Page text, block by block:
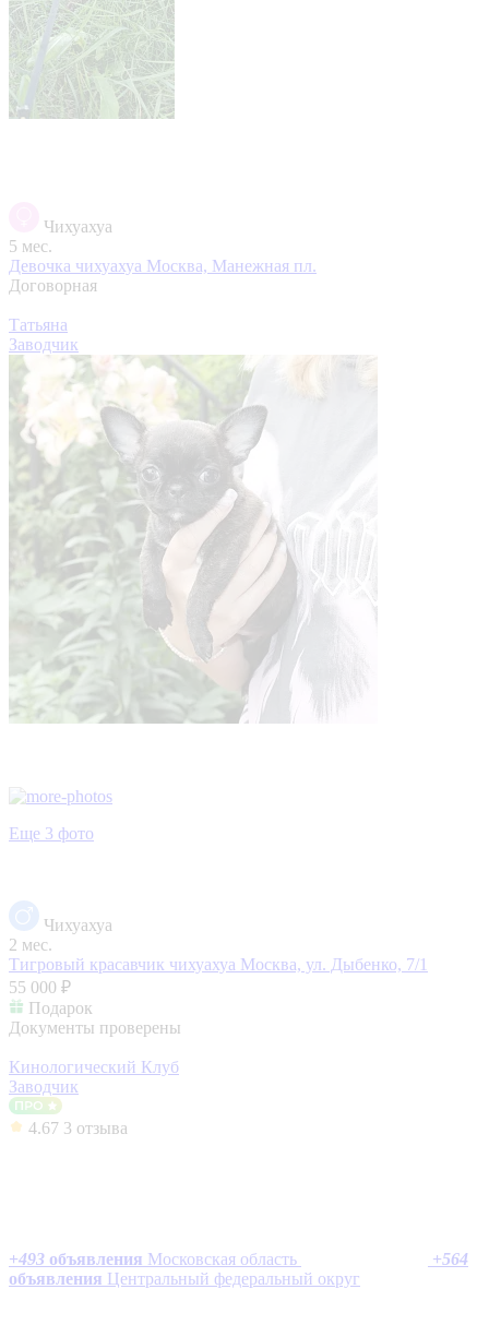
Чихуахуа
5 мес.
Девочка чихуахуа Москва, Манежная пл.
Договорная
Татьяна
Заводчик
Еще 3 фото
Чихуахуа
2 мес.
Тигровый красавчик чихуахуа Москва, ул. Дыбенко, 7/1
55 000 ₽
Подарок
Документы проверены
Кинологический Клуб
Заводчик
4.67 3 отзыва
+493 объявления Московская область +564
объявления Центральный федеральный округ